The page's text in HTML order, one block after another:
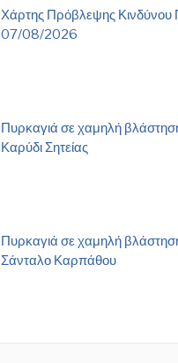
Χάρτης Πρόβλεψης Κινδύνου
07/08/2026
Πυρκαγιά σε χαμηλή
Καρύδι Σητείας
Πυρκαγιά σε χαμηλή
Σάνταλο Καρπάθου